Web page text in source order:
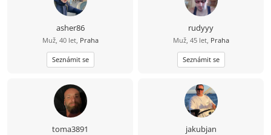
asher86
Muž, 40 let, Praha
Seznámit se
rudyyy
Muž, 45 let, Praha
Seznámit se
toma3891 jakubjan